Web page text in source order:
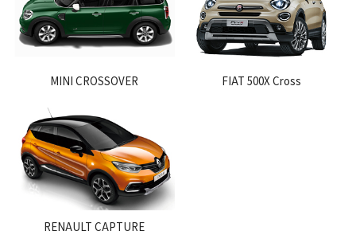
MINI CROSSOVER FIAT 500X Cross
RENAULT CAPTURE